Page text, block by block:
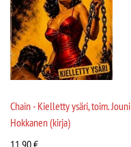
Chain - Kielletty ysäri, toim. Jouni
Hokkanen (kirja)